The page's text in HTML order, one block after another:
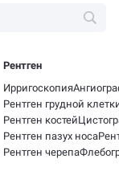
Рентген
Ирригоскопия
Рентген грудной
Рентген костей
Рентген пазух носа
Рентген черепа